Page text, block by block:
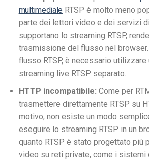
multimediale RTSP è molto meno
parte dei lettori video e dei servizi
supportano lo streaming RTSP,
trasmissione del flusso nel
flusso RTSP, è necessario
streaming live RTSP separato.
HTTP incompatibile: Come per
trasmettere direttamente RTSP su
motivo, non esiste un modo
eseguire lo streaming RTSP in un
quanto RTSP è stato progettato più
video su reti private, come i sistemi